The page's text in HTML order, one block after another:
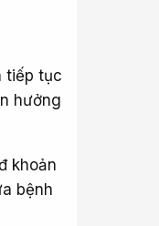
tiếp tục
hưởng
khoản
bệnh